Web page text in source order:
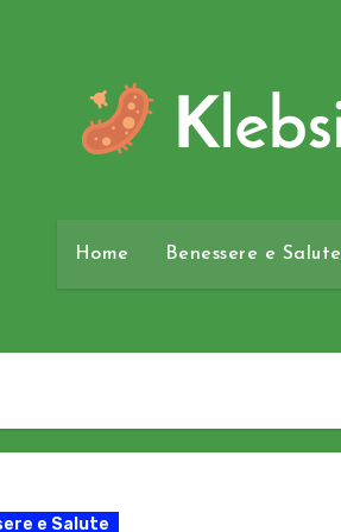
Home Benessere e Salute
e Salute